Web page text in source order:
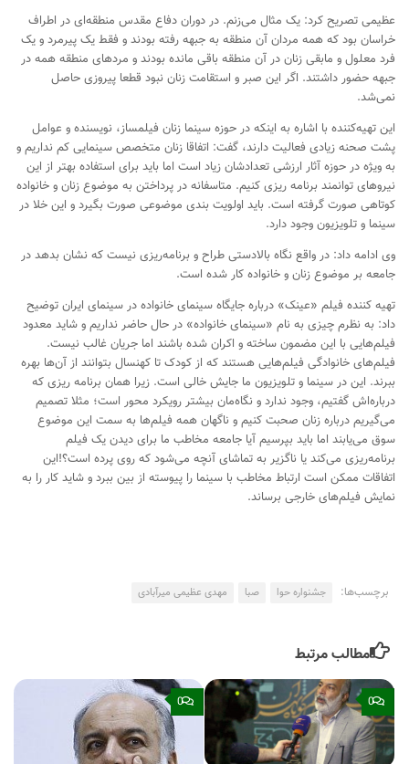
عظیمی تصریح کرد: یک مثال می‌زنم. در دوران دفاع مقدس منطقه‌ای در اطراف
خراسان بود که همه مردان آن منطقه به جبهه رفته بودند و فقط یک پیرمرد و یک
فرد معلول و مابقی زنان در آن منطقه باقی مانده بودند و مردهای منطقه همه در‌
جبهه حضور داشتند. اگر این صبر و استقامت زنان نبود قطعا پیروزی حاصل
نمی‌شد.
این تهیه‌کننده با اشاره به اینکه در حوزه سینما زنان فیلمساز، نویسنده و عوامل
پشت صحنه زیادی فعالیت دارند، گفت: اتفاقا زنان متخصص سینمایی کم نداریم و
به ویژه در حوزه آثار ارزشی تعدادشان زیاد است اما باید برای استفاده بهتر از این
نیروهای توانمند برنامه ریزی کنیم. متاسفانه در پرداختن به موضوع زنان و خانواده
کوتاهی صورت گرفته است. باید اولویت بندی موضوعی صورت بگیرد و این خلا در
سینما و تلویزیون وجود دارد.
وی ادامه داد: در واقع نگاه بالادستی طراح و برنامه‌ریزی نیست که نشان بدهد در
جامعه بر موضوع زنان و خانواده کار شده است.
تهیه کننده فیلم «عینک» درباره جایگاه سینمای خانوا‌ده در سینمای ایران توضیح
داد: به نظرم چیزی به نام «سینمای خانواده» در حال حاضر نداریم و شاید معدود
فیلم‌هایی با این مضمون ساخته و اکران شده باشند اما جریان غالب نیست.
فیلم‌های خانوادگی فیلم‌هایی هستند که از کودک تا کهنسال بتوانند از آن‌ها بهره
ببرند. این در سینما و تلویزیون ما جایش خالی است. زیرا همان برنامه ریزی که
درباره‌اش گفتیم، وجود ندارد و نگاه‌مان بیشتر رویکرد محور است؛ مثلا تصمیم
می‌گیریم درباره زنان صحبت کنیم و ناگهان همه فیلم‌ها به سمت این موضوع
سوق می‌یابند اما باید بپرسیم آیا جامعه مخاطب ما برای دیدن یک فیلم
برنامه‌ریزی می‌کند یا ناگزیر به تماشای آنچه می‌شود که روی پرده است؟!این
اتفاقات ممکن است ارتباط مخاطب با سینما را پیوسته از بین ببرد و شاید کار را به
نمایش فیلم‌های خارجی برساند.
برچسب‌ها: جشنواره حوا صبا مهدی عظیمی میرآبادی
مطالب مرتبط
0 0